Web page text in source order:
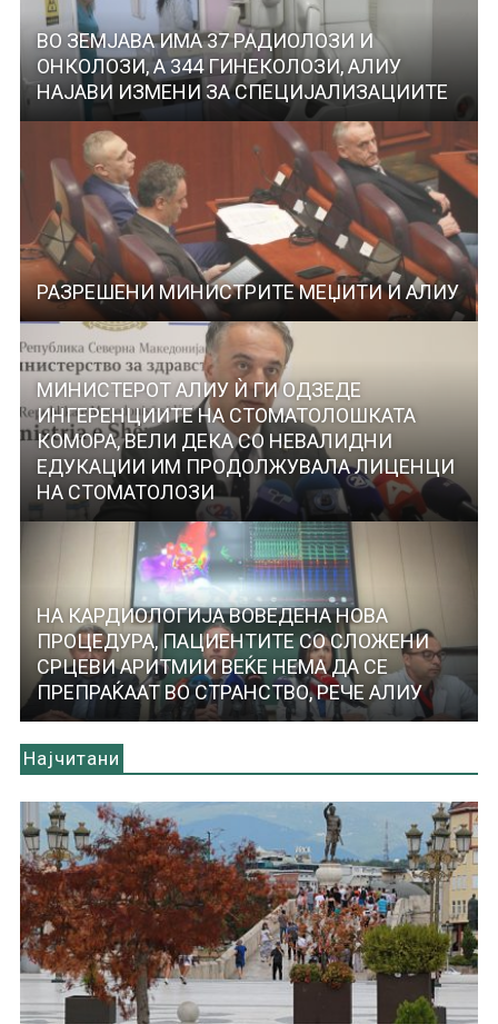
ВО ЗЕМЈАВА ИМА 37 РАДИОЛОЗИ И
ОНКОЛОЗИ, А 344 ГИНЕКОЛОЗИ, АЛИУ
НАЈАВИ ИЗМЕНИ ЗА СПЕЦИЈАЛИЗАЦИИТЕ
РАЗРЕШЕНИ МИНИСТРИТЕ МЕЏИТИ И АЛИУ
МИНИСТЕРОТ АЛИУ Ѝ ГИ ОДЗЕДЕ
ИНГЕРЕНЦИИТЕ НА СТОМАТОЛОШКАТА
КОМОРА, ВЕЛИ ДЕКА СО НЕВАЛИДНИ
ЕДУКАЦИИ ИМ ПРОДОЛЖУВАЛА ЛИЦЕНЦИ
НА СТОМАТОЛОЗИ
НА КАРДИОЛОГИЈА ВОВЕДЕНА НОВА
ПРОЦЕДУРА, ПАЦИЕНТИТЕ СО СЛОЖЕНИ
СРЦЕВИ АРИТМИИ ВЕЌЕ НЕМА ДА СЕ
ПРЕПРАЌААТ ВО СТРАНСТВО, РЕЧЕ АЛИУ
Најчитани